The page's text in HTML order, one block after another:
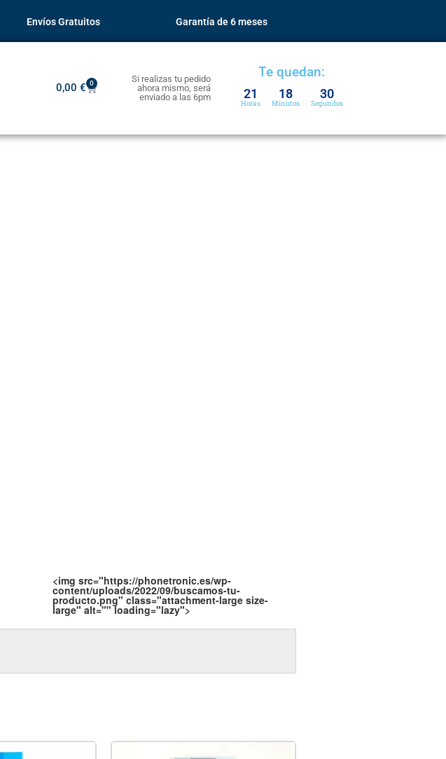
Envíos Gratuitos Garantía de 6 meses
0,00€ 0
Si realizas tu pedido
ahora mismo, será
enviado a las 6pm
Te quedan:
21
Horas
18
Minutos
28
Segundos
<img src="https://phonetronic.es/wp-
content/uploads/2022/09/buscamos-tu-
producto.png" class="attachment-large size-
large" alt="" loading="lazy">